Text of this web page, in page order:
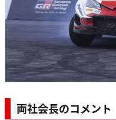
両社会長のコメント